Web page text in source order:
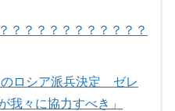
？？？？？？？？？？？
のロシア派兵決定 ゼレ
我々に協力すべき」